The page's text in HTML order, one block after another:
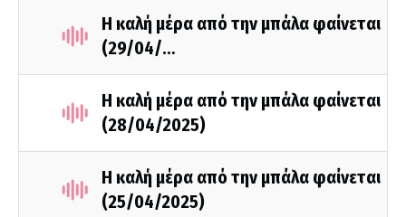
Η καλή μέρα από την μπάλα φαίνεται
(29/04/…
Η καλή μέρα από την μπάλα φαίνεται
(28/04/2025)
Η καλή μέρα από την μπάλα φαίνεται
(25/04/2025)